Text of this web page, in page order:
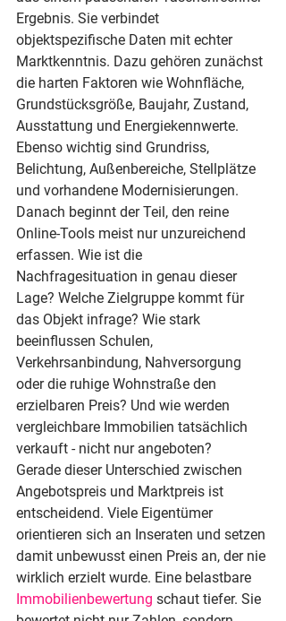
Ergebnis. Sie verbindet
objektspezifische Daten mit echter
Marktkenntnis. Dazu gehören zunächst
die harten Faktoren wie Wohnfläche,
Grundstücksgröße, Baujahr, Zustand,
Ausstattung und Energiekennwerte.
Ebenso wichtig sind Grundriss,
Belichtung, Außenbereiche, Stellplätze
und vorhandene Modernisierungen.
Danach beginnt der Teil, den reine
Online-Tools meist nur unzureichend
erfassen. Wie ist die
Nachfragesituation in genau dieser
Lage? Welche Zielgruppe kommt für
das Objekt infrage? Wie stark
beeinflussen Schulen,
Verkehrsanbindung, Nahversorgung
oder die ruhige Wohnstraße den
erzielbaren Preis? Und wie werden
vergleichbare Immobilien tatsächlich
verkauft - nicht nur angeboten?
Gerade dieser Unterschied zwischen
Angebotspreis und Marktpreis ist
entscheidend. Viele Eigentümer
orientieren sich an Inseraten und setzen
damit unbewusst einen Preis an, der nie
wirklich erzielt wurde. Eine belastbare
Immobilienbewertung schaut tiefer. Sie